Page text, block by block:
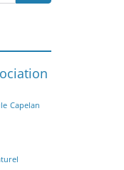
Capelan